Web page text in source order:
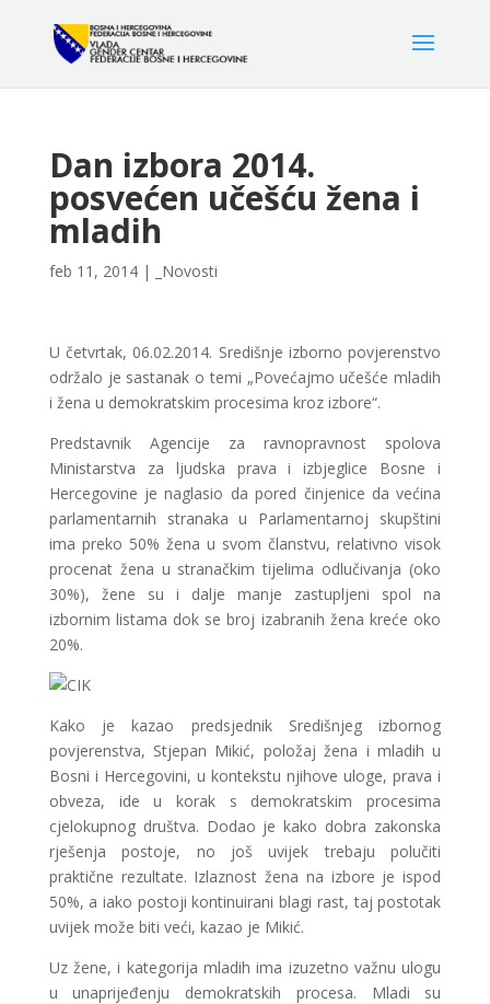
Dan izbora 2014.
posvećen učešću žena i
mladih
feb 11, 2014| _Novosti
U četvrtak, 06.02.2014. Središnje izborno povjerenstvo
održalo je sastanak o temi „Povećajmo učešće mladih
i žena u demokratskim procesima kroz izbore“.
Predstavnik Agencije za ravnopravnost spolova
Ministarstva za ljudska prava i izbjeglice Bosne i
Hercegovine je naglasio da pored činjenice da većina
parlamentarnih stranaka u Parlamentarnoj skupštini
ima preko 50% žena u svom članstvu, relativno visok
procenat žena u stranačkim tijelima odlučivanja (oko
30%), žene su i dalje manje zastupljeni spol na
izbornim listama dok se broj izabranih žena kreće oko
20%.
Kako je kazao predsjednik Središnjeg izbornog
povjerenstva, Stjepan Mikić, položaj žena i mladih u
Bosni i Hercegovini, u kontekstu njihove uloge, prava i
obveza, ide u korak s demokratskim procesima
cjelokupnog društva. Dodao je kako dobra zakonska
rješenja postoje, no još uvijek trebaju polučiti
praktične rezultate. Izlaznost žena na izbore je ispod
50%, a iako postoji kontinuirani blagi rast, taj postotak
uvijek može biti veći, kazao je Mikić.
Uz žene, i kategorija mladih ima izuzetno važnu ulogu
u unaprijeđenju demokratskih procesa. Mladi su